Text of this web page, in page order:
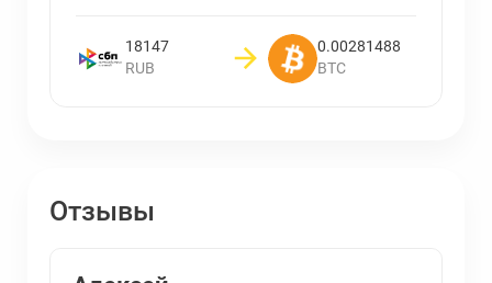
18147
RUB
0.00281488
BTC
Отзывы